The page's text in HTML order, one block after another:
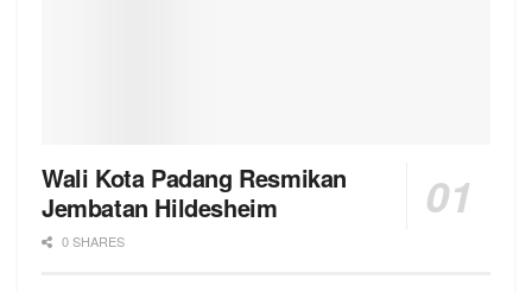
Wali Kota Padang Resmikan
Jembatan Hildesheim
0 SHARES